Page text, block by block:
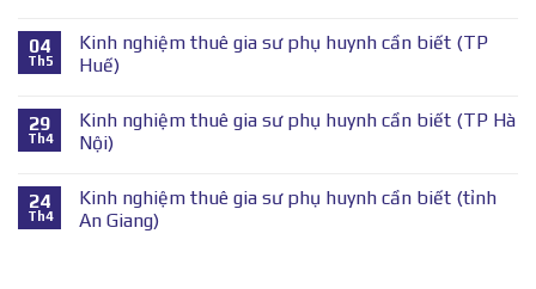
04
Th5
Kinh nghiệm thuê gia sư phụ huynh cần biết (TP
Huế)
29
Th4
Kinh nghiệm thuê gia sư phụ huynh cần biết (TP Hà
Nội)
24
Th4
Kinh nghiệm thuê gia sư phụ huynh cần biết (tỉnh
An Giang)